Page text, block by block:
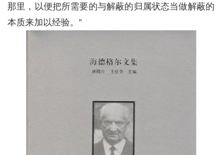
那里，以便把所需要的与解蔽的归属状态当做解蔽的
本质来加以经验。”